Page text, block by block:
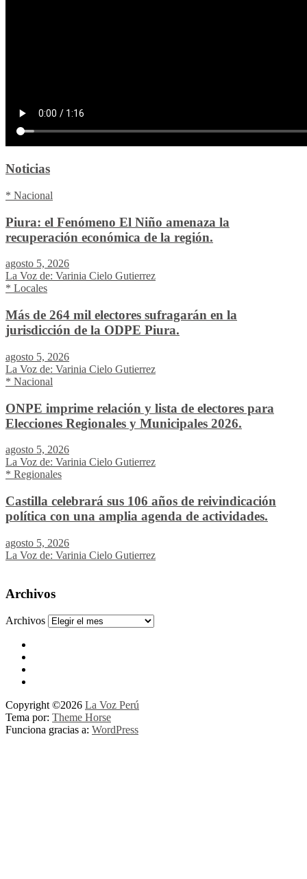
Noticias
* Nacional
Piura: el Fenómeno El Niño amenaza la
recuperación económica de la región.
agosto 5, 2026
La Voz de: Varinia Cielo Gutierrez
* Locales
Más de 264 mil electores sufragarán en la
jurisdicción de la ODPE Piura.
agosto 5, 2026
La Voz de: Varinia Cielo Gutierrez
* Nacional
ONPE imprime relación y lista de electores para
Elecciones Regionales y Municipales 2026.
agosto 5, 2026
La Voz de: Varinia Cielo Gutierrez
* Regionales
Castilla celebrará sus 106 años de reivindicación
política con una amplia agenda de actividades.
agosto 5, 2026
La Voz de: Varinia Cielo Gutierrez
Archivos
Archivos
Copyright ©2026 La Voz Perú
Tema por: Theme Horse
Funciona gracias a: WordPress